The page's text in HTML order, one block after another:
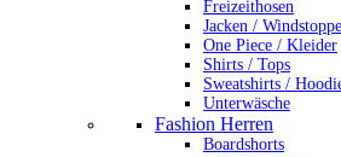
Freizeithosen
Jacken /
One Piece / Kleider
Shirts / Tops
Sweatshirts /
Unterwäsche
Fashion Herren
Boardshorts